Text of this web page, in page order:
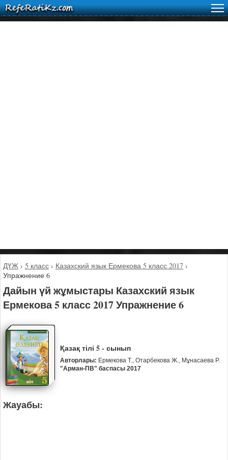
ДҮЖ › 5 класс › Казахский язык Ермекова 5 класс 2017 ›
Упражнение 6
Дайын үй жұмыстары Казахский язык
Ермекова 5 класс 2017 Упражнение 6
Қазақ тілі 5 - сынып
Авторлары: Ермекова Т., Отарбекова Ж., Мұнасаева Р.
"Арман-ПВ" баспасы 2017
Жауабы: